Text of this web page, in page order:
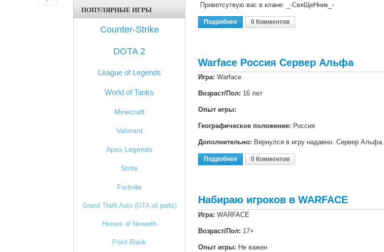
Приветсутвую вас в клане: _-СвяЩеНник_-
Подробнее О Ищем Ребят Варфейс
0 Комментов
Warface Россия Сервер Альфа
Игра: Warface
Возраст/Пол: 16 лет
Опыт игры:
Географическое положение: Россия
Дополнительно: Вернулся в игру надавно. Сервер Альфа.
Подробнее О Warface Россия Сервер Альфа
0 Комментов
Набираю игроков в WARFACE
Игра: WARFACE
Возраст/Пол: 17+
Опыт игры: Не важен
ПОПУЛЯРНЫЕ ИГРЫ
Counter-Strike
DOTA 2
League of Legends
World of Tanks
Minecraft
Valorant
Apex Legends
Strife
Fortnite
Grand Theft Auto (GTA all parts)
Heroes of Newerth
Point Blank